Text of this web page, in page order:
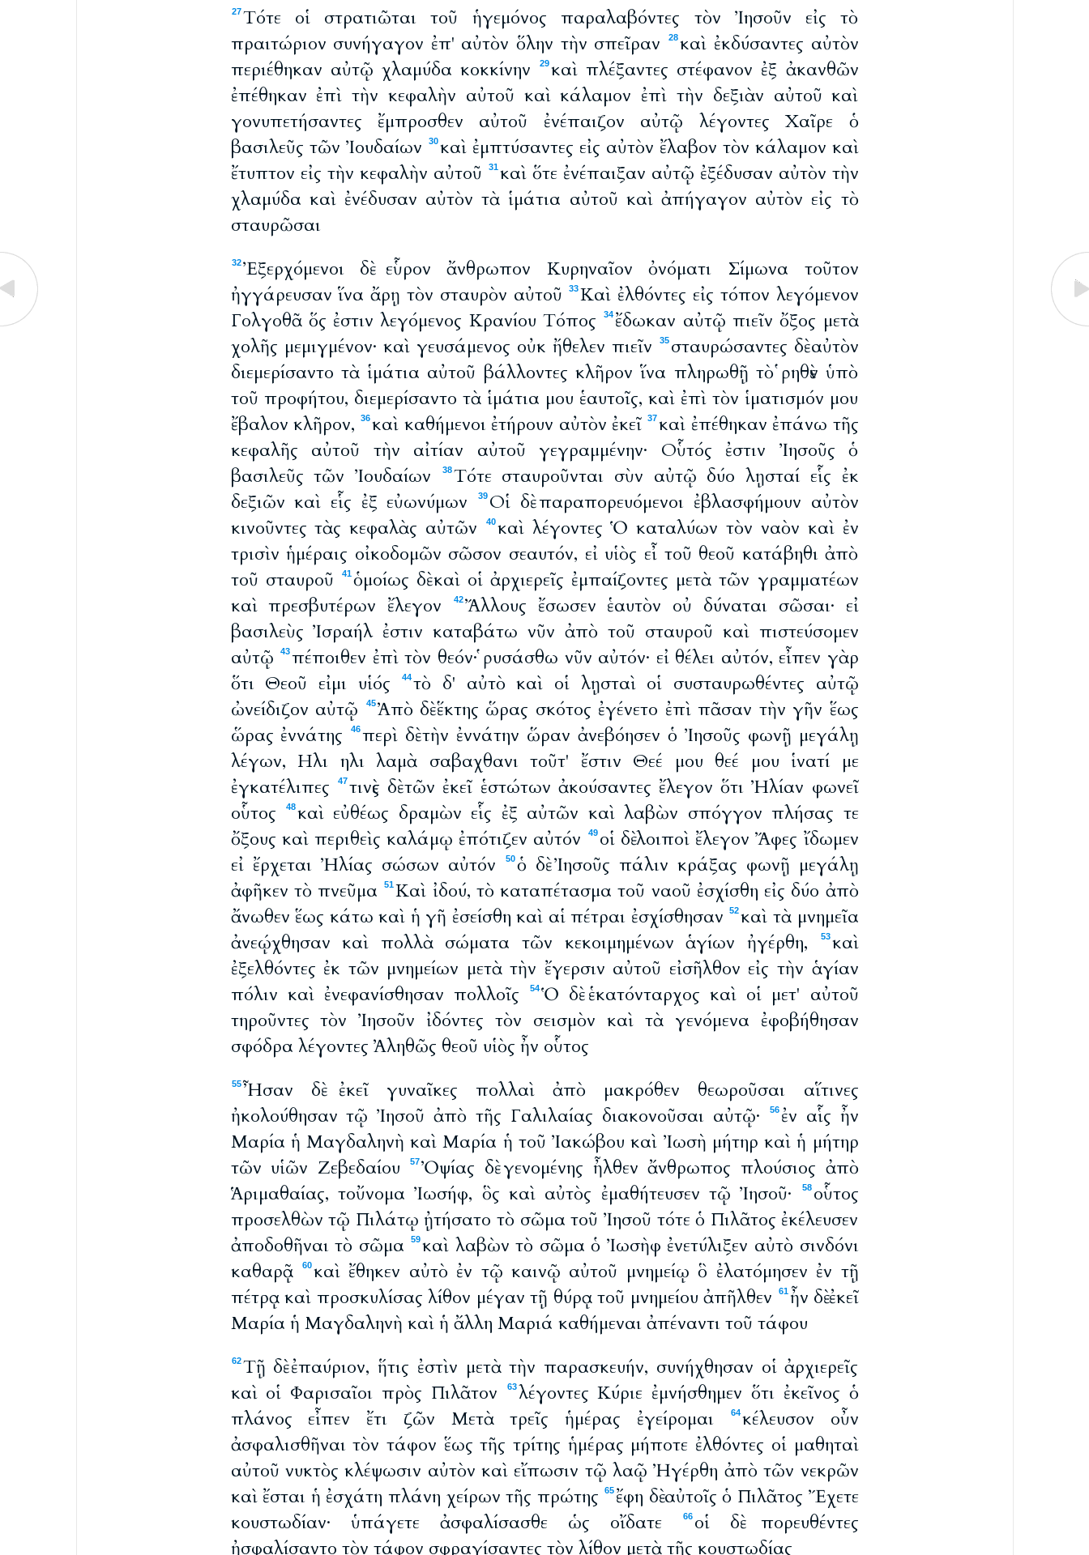
27 Τότε οἱ στρατιῶται τοῦ ἡγεμόνος παραλαβόντες τὸν Ἰησοῦν εἰς τὸ
πραιτώριον συνήγαγον ἐπ' αὐτὸν ὅλην τὴν σπεῖραν
28καὶ ἐκδύσαντες αὐτὸν
περιέθηκαν αὐτῷ χλαμύδα κοκκίνην
29καὶ πλέξαντες στέφανον ἐξ ἀκανθῶν
ἐπέθηκαν ἐπὶ τὴν κεφαλὴν αὐτοῦ καὶ κάλαμον ἐπὶ τὴν δεξιὰν αὐτοῦ καὶ
γονυπετήσαντες ἔμπροσθεν αὐτοῦ ἐνέπαιζον αὐτῷ λέγοντες Χαῖρε ὁ
βασιλεῦς τῶν Ἰουδαίων
30 καὶ ἐμπτύσαντες εἰς αὐτὸν ἔλαβον τὸν κάλαμον καὶ
ἔτυπτον εἰς τὴν κεφαλὴν αὐτοῦ
31 καὶ ὅτε ἐνέπαιξαν αὐτῷ ἐξέδυσαν αὐτὸν τὴν
χλαμύδα καὶ ἐνέδυσαν αὐτὸν τὰ ἱμάτια αὐτοῦ καὶ ἀπήγαγον αὐτὸν εἰς τὸ
σταυρῶσαι
32 Ἐξερχόμενοι δὲ εὗρον ἄνθρωπον Κυρηναῖον ὀνόματι Σίμωνα τοῦτον
ἠγγάρευσαν ἵνα ἄρῃ τὸν σταυρὸν αὐτοῦ
33Καὶ ἐλθόντες εἰς τόπον λεγόμενον
Γολγοθᾶ ὅς ἐστιν λεγόμενος Κρανίου Τόπος
34 ἔδωκαν αὐτῷ πιεῖν ὄξος μετὰ
χολῆς μεμιγμένον· καὶ γευσάμενος οὐκ ἤθελεν πιεῖν
35 σταυρώσαντες δὲ αὐτὸν
διεμερίσαντο τὰ ἱμάτια αὐτοῦ βάλλοντες κλῆρον ἵνα πληρωθῇ τὸ ῥηθὲν ὑπὸ
τοῦ προφήτου, διεμερίσαντο τὰ ἱμάτια μου ἑαυτοῖς, καὶ ἐπὶ τὸν ἱματισμόν μου
ἔβαλον κλῆρον,
36καὶ καθήμενοι ἐτήρουν αὐτὸν ἐκεῖ 37καὶ ἐπέθηκαν ἐπάνω τῆς
κεφαλῆς αὐτοῦ τὴν αἰτίαν αὐτοῦ γεγραμμένην· Οὗτός ἐστιν Ἰησοῦς ὁ
βασιλεῦς τῶν Ἰουδαίων
38Τότε σταυροῦνται σὺν αὐτῷ δύο λῃσταί εἷς ἐκ
δεξιῶν καὶ εἷς ἐξ εὐωνύμων
39 Οἱ δὲ παραπορευόμενοι ἐβλασφήμουν αὐτὸν
κινοῦντες τὰς κεφαλὰς αὐτῶν
40καὶ λέγοντες Ὁ καταλύων τὸν ναὸν καὶ ἐν
τρισὶν ἡμέραις οἰκοδομῶν σῶσον σεαυτόν, εἰ υἱὸς εἶ τοῦ θεοῦ κατάβηθι ἀπὸ
τοῦ σταυροῦ
41ὁμοίως δὲ καὶ οἱ ἀρχιερεῖς ἐμπαίζοντες μετὰ τῶν γραμματέων
καὶ πρεσβυτέρων ἔλεγον
42Ἄλλους ἔσωσεν ἑαυτὸν οὐ δύναται σῶσαι· εἰ
βασιλεὺς Ἰσραήλ ἐστιν καταβάτω νῦν ἀπὸ τοῦ σταυροῦ καὶ πιστεύσομεν
αὐτῷ
43πέποιθεν ἐπὶ τὸν θεόν· ῥυσάσθω νῦν αὐτόν· εἰ θέλει αὐτόν, εἶπεν γὰρ
ὅτι Θεοῦ εἰμι υἱός
44τὸ δ' αὐτὸ καὶ οἱ λῃσταὶ οἱ συσταυρωθέντες αὐτῷ
ὠνείδιζον αὐτῷ
45 Ἀπὸ δὲ ἕκτης ὥρας σκότος ἐγένετο ἐπὶ πᾶσαν τὴν γῆν ἕως
ὥρας ἐννάτης
46περὶ δὲ τὴν ἐννάτην ὥραν ἀνεβόησεν ὁ Ἰησοῦς φωνῇ μεγάλῃ
λέγων, Ηλι ηλι λαμὰ σαβαχθανι τοῦτ' ἔστιν Θεέ μου θεέ μου ἱνατί με
ἐγκατέλιπες
47τινὲς δὲ τῶν ἐκεῖ ἑστώτων ἀκούσαντες ἔλεγον ὅτι Ἠλίαν φωνεῖ
οὗτος
48καὶ εὐθέως δραμὼν εἷς ἐξ αὐτῶν καὶ λαβὼν σπόγγον πλήσας τε
ὄξους καὶ περιθεὶς καλάμῳ ἐπότιζεν αὐτόν
49 οἱ δὲ λοιποὶ ἔλεγον Ἄφες ἴδωμεν
εἰ ἔρχεται Ἠλίας σώσων αὐτόν
50 ὁ δὲ Ἰησοῦς πάλιν κράξας φωνῇ μεγάλῃ
ἀφῆκεν τὸ πνεῦμα
51Καὶ ἰδού, τὸ καταπέτασμα τοῦ ναοῦ ἐσχίσθη εἰς δύο ἀπὸ
ἄνωθεν ἕως κάτω καὶ ἡ γῆ ἐσείσθη καὶ αἱ πέτραι ἐσχίσθησαν
52 καὶ τὰ μνημεῖα
ἀνεῴχθησαν καὶ πολλὰ σώματα τῶν κεκοιμημένων ἁγίων ἠγέρθη,
53 καὶ
ἐξελθόντες ἐκ τῶν μνημείων μετὰ τὴν ἔγερσιν αὐτοῦ εἰσῆλθον εἰς τὴν ἁγίαν
πόλιν καὶ ἐνεφανίσθησαν πολλοῖς
54Ὁ δὲ ἑκατόνταρχος καὶ οἱ μετ' αὐτοῦ
τηροῦντες τὸν Ἰησοῦν ἰδόντες τὸν σεισμὸν καὶ τὰ γενόμενα ἐφοβήθησαν
σφόδρα λέγοντες Ἀληθῶς θεοῦ υἱὸς ἦν οὗτος
55Ἦσαν δὲ ἐκεῖ γυναῖκες πολλαὶ ἀπὸ μακρόθεν θεωροῦσαι αἵτινες
ἠκολούθησαν τῷ Ἰησοῦ ἀπὸ τῆς Γαλιλαίας διακονοῦσαι αὐτῷ·
56 ἐν αἷς ἦν
Μαρία ἡ Μαγδαληνὴ καὶ Μαρία ἡ τοῦ Ἰακώβου καὶ Ἰωσὴ μήτηρ καὶ ἡ μήτηρ
τῶν υἱῶν Ζεβεδαίου
57Ὀψίας δὲ γενομένης ἦλθεν ἄνθρωπος πλούσιος ἀπὸ
Ἁριμαθαίας, τοὔνομα Ἰωσήφ, ὃς καὶ αὐτὸς ἐμαθήτευσεν τῷ Ἰησοῦ·
58 οὗτος
προσελθὼν τῷ Πιλάτῳ ᾐτήσατο τὸ σῶμα τοῦ Ἰησοῦ τότε ὁ Πιλᾶτος ἐκέλευσεν
ἀποδοθῆναι τὸ σῶμα
59καὶ λαβὼν τὸ σῶμα ὁ Ἰωσὴφ ἐνετύλιξεν αὐτὸ σινδόνι
καθαρᾷ
60καὶ ἔθηκεν αὐτὸ ἐν τῷ καινῷ αὐτοῦ μνημείῳ ὃ ἐλατόμησεν ἐν τῇ
πέτρᾳ καὶ προσκυλίσας λίθον μέγαν τῇ θύρᾳ τοῦ μνημείου ἀπῆλθεν
61 ἦν δὲ ἐκεῖ
Μαρία ἡ Μαγδαληνὴ καὶ ἡ ἄλλη Μαριά καθήμεναι ἀπέναντι τοῦ τάφου
62 Τῇ δὲ ἐπαύριον, ἥτις ἐστὶν μετὰ τὴν παρασκευήν, συνήχθησαν οἱ ἀρχιερεῖς
καὶ οἱ Φαρισαῖοι πρὸς Πιλᾶτον
63 λέγοντες Κύριε ἐμνήσθημεν ὅτι ἐκεῖνος ὁ
πλάνος εἶπεν ἔτι ζῶν Μετὰ τρεῖς ἡμέρας ἐγείρομαι
64κέλευσον οὖν
ἀσφαλισθῆναι τὸν τάφον ἕως τῆς τρίτης ἡμέρας μήποτε ἐλθόντες οἱ μαθηταὶ
αὐτοῦ νυκτὸς κλέψωσιν αὐτὸν καὶ εἴπωσιν τῷ λαῷ Ἠγέρθη ἀπὸ τῶν νεκρῶν
καὶ ἔσται ἡ ἐσχάτη πλάνη χείρων τῆς πρώτης
65 ἔφη δὲ αὐτοῖς ὁ Πιλᾶτος Ἔχετε
κουστωδίαν· ὑπάγετε ἀσφαλίσασθε ὡς οἴδατε
66 οἱ δὲ πορευθέντες
ἠσφαλίσαντο τὸν τάφον σφραγίσαντες τὸν λίθον μετὰ τῆς κουστωδίας